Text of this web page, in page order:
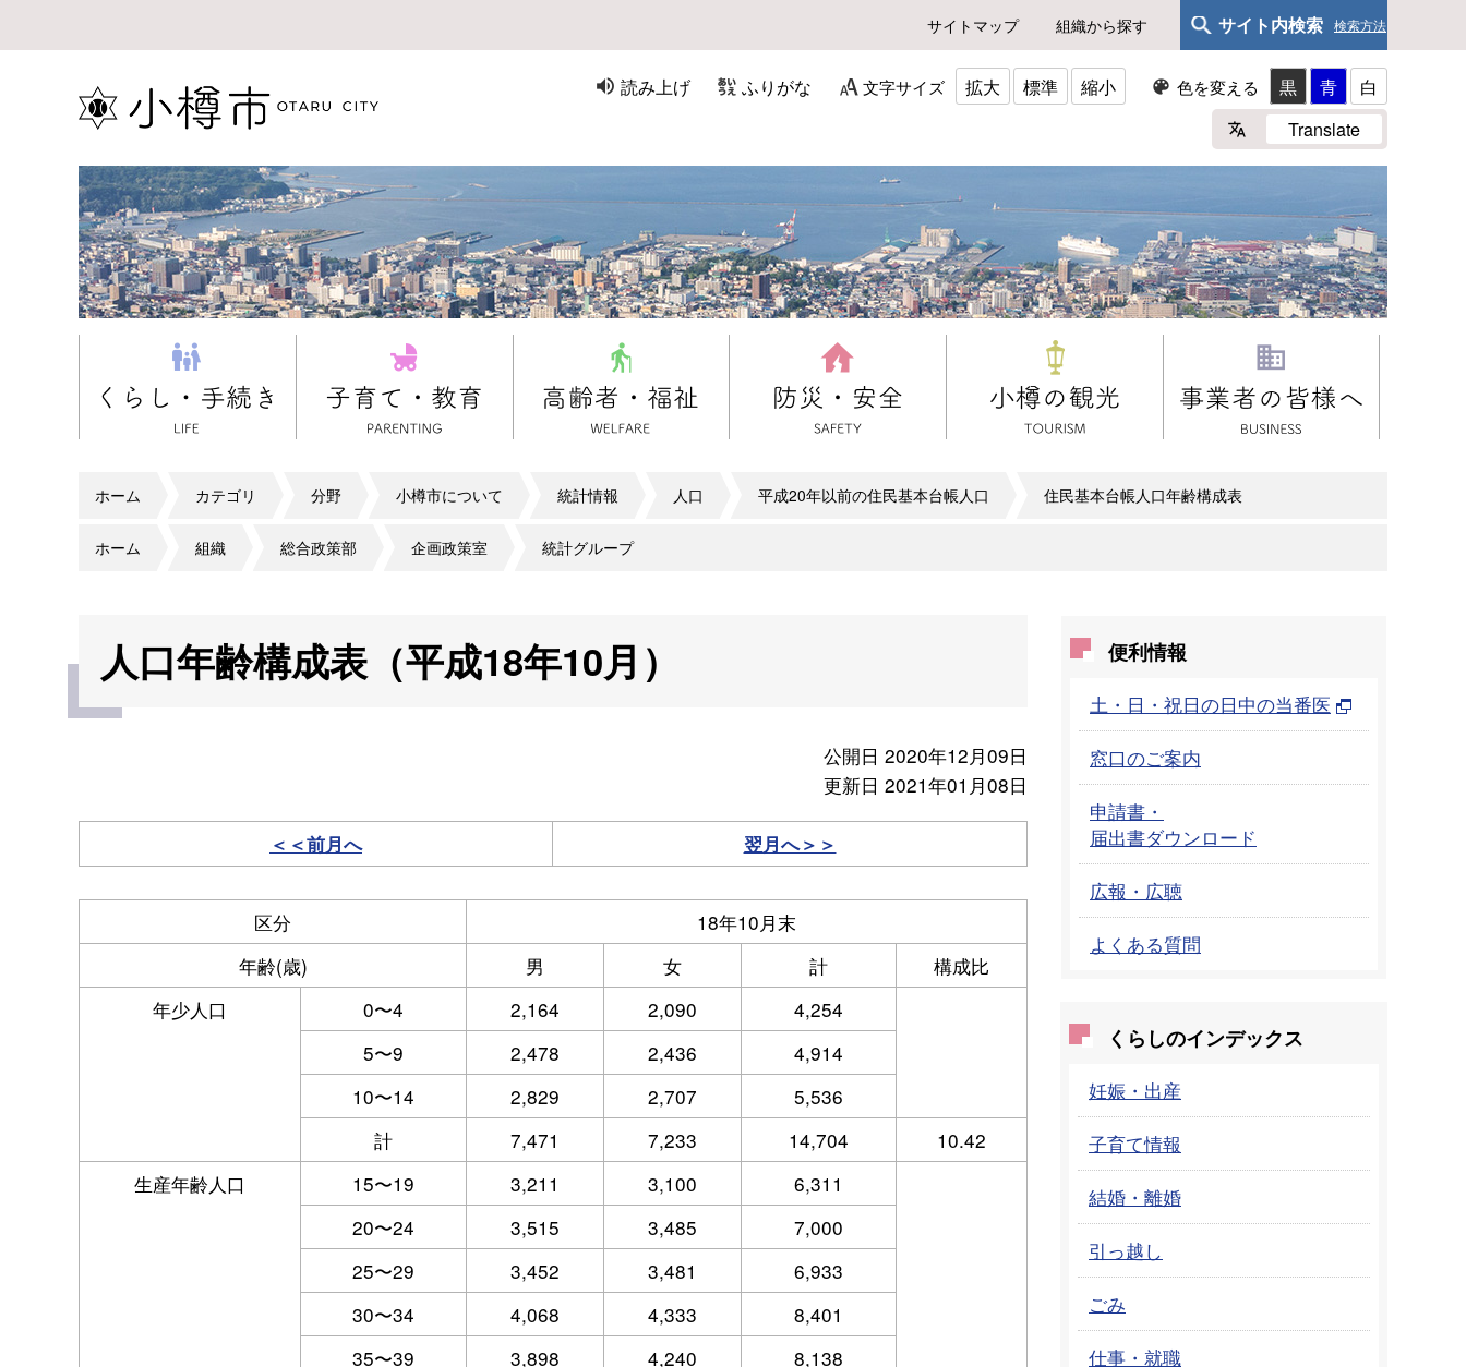
サイトマップ 組織から探す サイト内検索 検索方法
読み上げ ふりがな 文字サイズ 拡大 標準 縮小 色を変える 黒 青
白
Translate
ホーム カテゴリ 分野 小樽市について 統計情報 人口 平成20年以前の住民基本台帳人口 住民基本台帳人口年齢構成表
ホーム 組織 総合政策部 企画政策室 統計グループ
人口年齢構成表（平成18年10月）
公開日 2020年12月09日
更新日 2021年01月08日
＜＜前月へ 翌月へ＞＞
区分
18年10月末
年齢(歳)
男 女 計
構成比
年少人口
0〜4 2,164 2,090
4,254
5〜9
2,478 2,436
4,914
10〜14
2,829 2,707
5,536
計
7,471 7,233 14,704
10.42
生産年齢人口
15〜19 3,211 3,100
6,311
20〜24
3,515 3,485
7,000
25〜29
3,452 3,481
6,933
30〜34
4,068 4,333
8,401
35〜39
3,898 4,240
8,138
便利情報
土・日・祝日の日中の当番医
窓口のご案内
申請書・
届出書ダウンロード
広報・広聴
よくある質問
くらしのインデックス
妊娠・出産
子育て情報
結婚・離婚
引っ越し
ごみ
仕事・就職